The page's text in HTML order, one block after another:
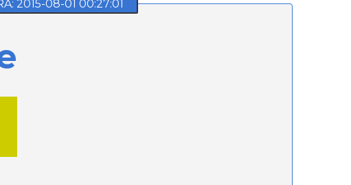
2015-08-01 00:27:01